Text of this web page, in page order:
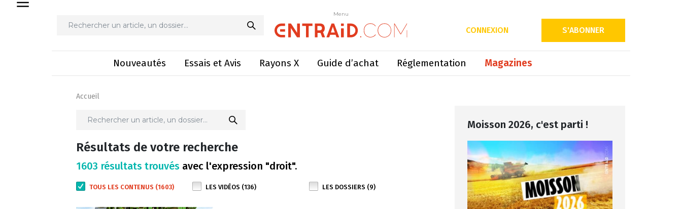
Menu
CONNEXION S'ABONNER
Nouveautés Essais et Avis Rayons X Guide d’achat Réglementation Magazines
Accueil
Résultats de votre recherche
1603 résultats trouvés avec l'expression "droit".
TOUS LES CONTENUS (1603) LES VIDÉOS (136) LES DOSSIERS (9)
Moisson 2026, c'est parti !